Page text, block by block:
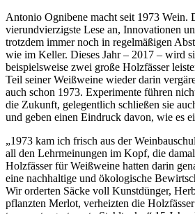
Antonio Ognibene macht seit 1973 Wein.
vierundvierzigste Lese an, Innovationen
trotzdem immer noch in regelmäßigen
wie im Keller. Dieses Jahr – 2017 – wird
beispielsweise zwei große Holzfässer
Teil seiner Weißweine wieder darin
auch schon 1973. Experimente führen
die Zukunft, gelegentlich schließen sie
und geben einen Eindruck davon, wie es
„1973 kam ich frisch aus der
all den Lehrmeinungen im Kopf, die
Holzfässer für Weißweine hatten darin
eine nachhaltige und ökologische
Wir orderten Säcke voll Kunstdünger,
pflanzten Merlot, verheizten die